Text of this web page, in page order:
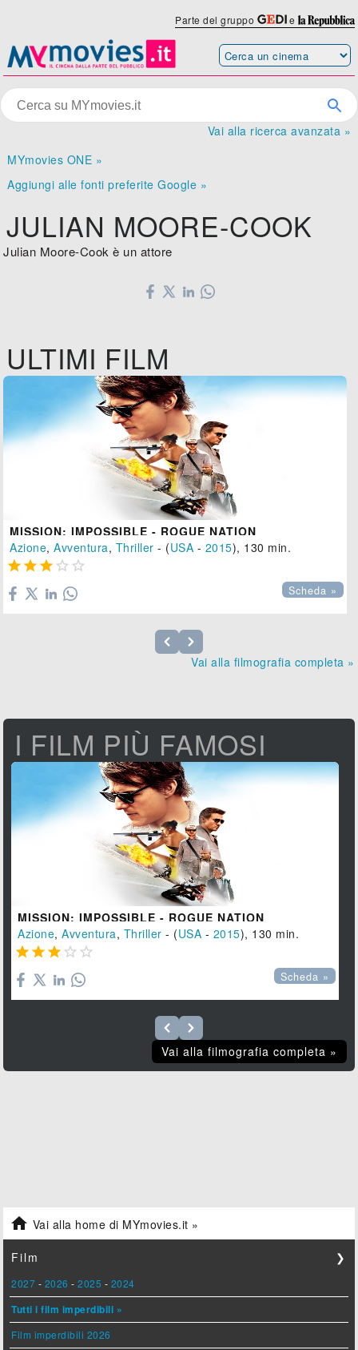
Parte del gruppo e
Vai alla ricerca avanzata »
MYmovies ONE »
Aggiungi alle fonti preferite Google »
JULIAN MOORE-COOK
Julian Moore-Cook è un attore
ULTIMI FILM
MISSION: IMPOSSIBLE - ROGUE NATION
Azione,Avventura, Thriller - (USA - 2015), 130 min.
    
Scheda »
Vai alla filmografia completa »
I FILM PIÙ FAMOSI
MISSION: IMPOSSIBLE - ROGUE NATION
Azione,Avventura, Thriller - (USA - 2015), 130 min.
    
Scheda »
Vai alla filmografia completa »
 Vai alla home di MYmovies.it »
Film ❯
2027 - 2026 -2025 - 2024
Tutti i film imperdibili »
Film imperdibili 2026